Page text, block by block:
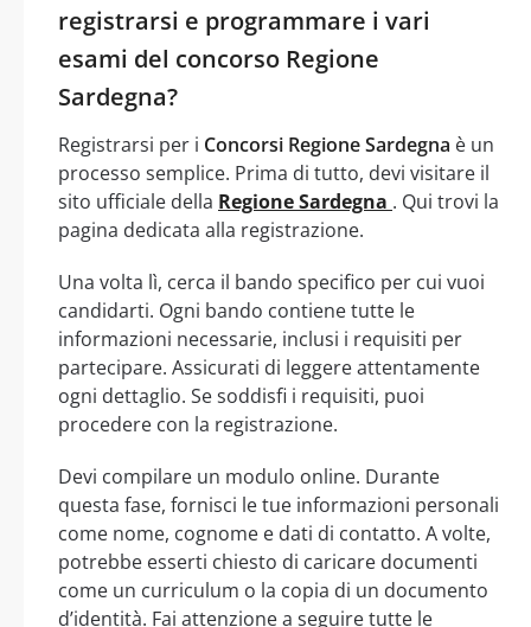
registrarsi e programmare i vari
esami del concorso Regione
Sardegna?
Registrarsi per i Concorsi Regione Sardegna è un
processo semplice. Prima di tutto, devi visitare il
sito ufficiale della Regione Sardegna . Qui trovi la
pagina dedicata alla registrazione.
Una volta lì, cerca il bando specifico per cui vuoi
candidarti. Ogni bando contiene tutte le
informazioni necessarie, inclusi i requisiti per
partecipare. Assicurati di leggere attentamente
ogni dettaglio. Se soddisfi i requisiti, puoi
procedere con la registrazione.
Devi compilare un modulo online. Durante
questa fase, fornisci le tue informazioni personali
come nome, cognome e dati di contatto. A volte,
potrebbe esserti chiesto di caricare documenti
come un curriculum o la copia di un documento
d’identità. Fai attenzione a seguire tutte le